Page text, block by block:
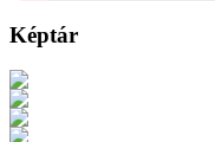
Képtár